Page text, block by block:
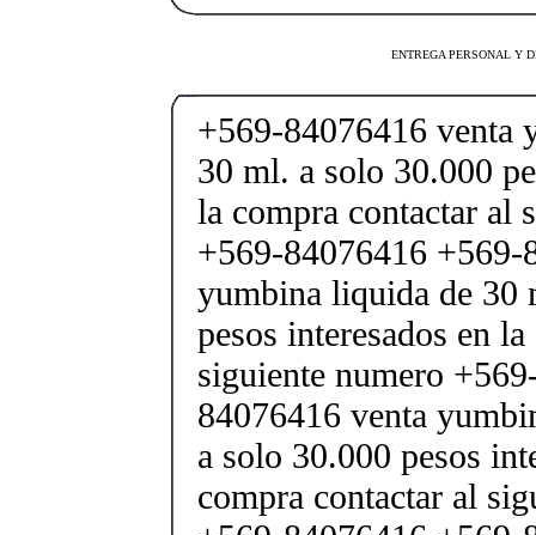
ENTREGA PERSONAL Y
+569-84076416 venta
30 ml. a solo 30.000
la compra contactar al
+569-84076416 +569-
yumbina liquida de 30
pesos interesados en
siguiente numero
84076416 venta
a solo 30.000 pesos
compra contactar al